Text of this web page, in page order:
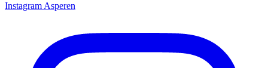
Instagram Asperen